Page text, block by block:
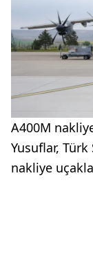
A400M
Yusuflar,
nakliye